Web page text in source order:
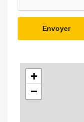
Envoyer
+
−